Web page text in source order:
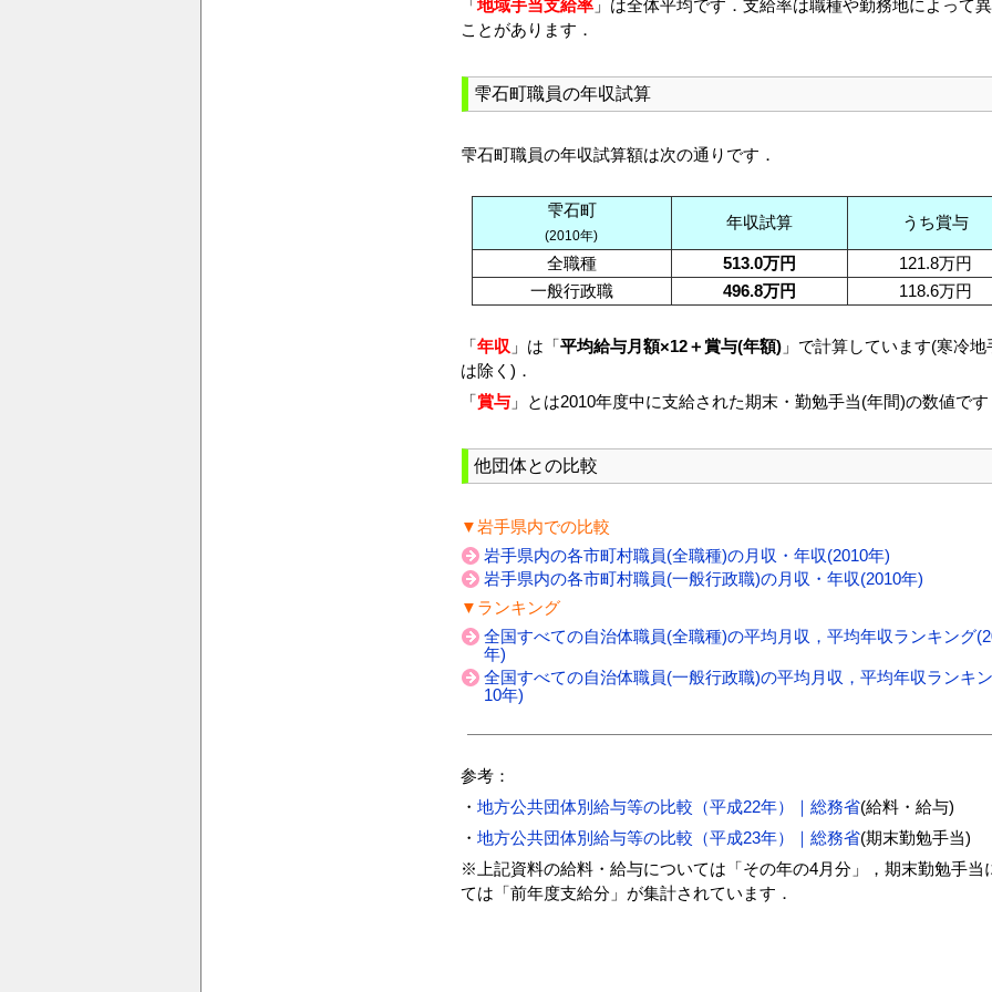
「地域手当支給率 」は全体平均です．支給率は職種や勤務地によって
ことがあります．
雫石町職員の年収試算
雫石町職員の年収試算額は次の通りです．
雫石町
(2010年)
年収試算 うち賞与
全職種 513.0万円
121.8万円
一般行政職
496.8万円 118.6万円
「年収 」は「平均給与月額×12＋賞与(年額) 」で計算しています(寒冷地
は除く)．
「賞与 」とは2010年度中に支給された期末・勤勉手当(年間)の数値です
他団体との比較
▼岩手県内での比較
岩手県内の各市町村職員(全職種)の月収・年収(2010年)
岩手県内の各市町村職員(一般行政職)の月収・年収(2010年)
▼ランキング
全国すべての自治体職員(全職種)の平均月収，平均年収ランキング
年)
全国すべての自治体職員(一般行政職)の平均月収，平均年収ランキ
10年)
参考：
・ 地方公共団体別給与等の比較（平成22年）｜総務省(給料・給与)
・ 地方公共団体別給与等の比較（平成23年）｜総務省(期末勤勉手当)
※上記資料の給料・給与については「その年の4月分」，期末勤勉手当
ては「前年度支給分」が集計されています．